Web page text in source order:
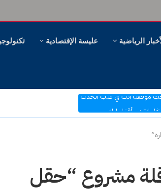
الرياضية عليسة الإقتصادية
موقعنا أنت في قلب الحدث
وأقتراحاتك
إلى ما هو أفضل
مشروع “حقل